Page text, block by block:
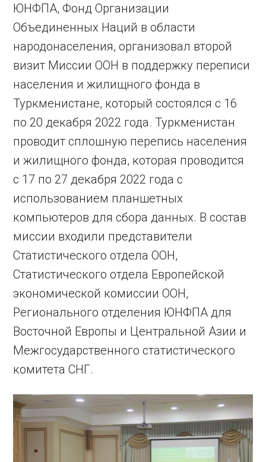
ЮНФПА, Фонд Организации
Объединенных Наций в области
народонаселения, организовал второй
визит Миссии ООН в поддержку переписи
населения и жилищного фонда в
Туркменистане, который состоялся с 16
по 20 декабря 2022 года. Туркменистан
проводит сплошную перепись населения
и жилищного фонда, которая проводится
с 17 по 27 декабря 2022 года с
использованием планшетных
компьютеров для сбора данных. В состав
миссии входили представители
Статистического отдела ООН,
Статистического отдела Европейской
экономической комиссии ООН,
Регионального отделения ЮНФПА для
Восточной Европы и Центральной Азии и
Межгосударственного статистического
комитета СНГ.